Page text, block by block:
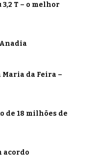
T – o melhor
da Feira –
de 18 milhões de
acordo